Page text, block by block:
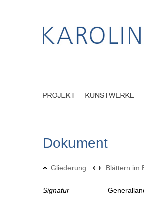
Dokument
Gliederung Blättern im
Signatur